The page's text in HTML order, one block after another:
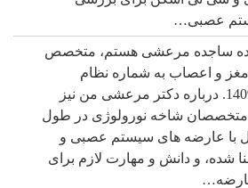
عصبی…
ساجده مرعشی هستم، متخصص
و اعصاب به شماره نظام
پزشکی: 140968. درباره دکتر مرعشی من نیز
متخصصان شاخه نورولوژی در طول
با عارضه های سیستم عصبی و
شده، و دانش و مهارت لازم برای